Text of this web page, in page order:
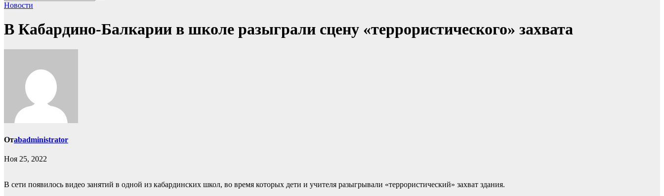
Новости
В Кабардино-Балкарии в школе разыграли сцену «террористического» захвата
Отabadministrator
Ноя 25, 2022
В сети появилось видео занятий в одной из кабардинских школ, во время которых дети и учителя разыгрывали «террористический» захват здания.